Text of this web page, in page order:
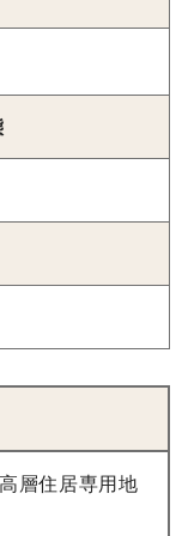
層住居専用地